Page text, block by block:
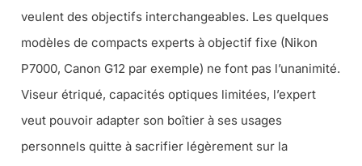
veulent des objectifs interchangeables. Les quelques
modèles de compacts experts à objectif fixe (Nikon
P7000, Canon G12 par exemple) ne font pas l’unanimité.
Viseur étriqué, capacités optiques limitées, l’expert
veut pouvoir adapter son boîtier à ses usages
personnels quitte à sacrifier légèrement sur la